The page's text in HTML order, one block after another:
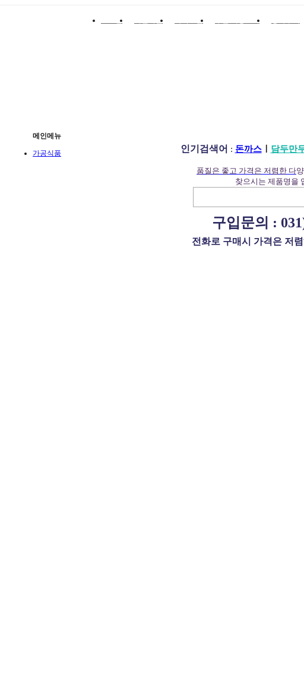
로그인 회원가입 사이트맵 주문/배송조회
인기검색어 : 돈까스ㅣ 담두만
품질은 좋고 가격은 저렴한 다
찾으시는 제품명을
구입문의 :
전화로 구매시 가격은 저
메인메뉴
가공식품